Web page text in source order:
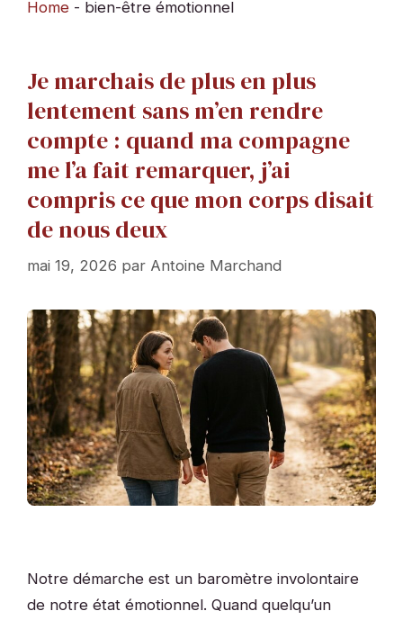
Home - bien-être émotionnel
Je marchais de plus en plus
lentement sans m’en rendre
compte : quand ma compagne
me l’a fait remarquer, j’ai
compris ce que mon corps disait
de nous deux
mai 19, 2026 par Antoine Marchand
Notre démarche est un baromètre involontaire
de notre état émotionnel. Quand quelqu’un